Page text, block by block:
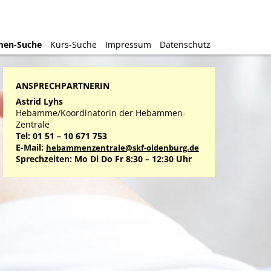
Suche Kurs-Suche Impressum Datenschutz
Suche Kurs-Suche Impressum Datenschutz
ANSPRECHPARTNERIN
Astrid Lyhs
Hebamme/Koordinatorin der Hebammen-
Zentrale
Tel: 01 51 – 10 671 753
E-Mail: hebammenzentrale@skf-oldenburg.de
Sprechzeiten: Mo Di Do Fr 8:30 – 12:30 Uhr